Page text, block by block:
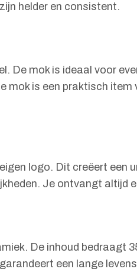
helder en consistent.
mok is ideaal voor
mok is een praktisch
logo. Dit creëert
Je ontvangt
De inhoud bedraagt
een lange